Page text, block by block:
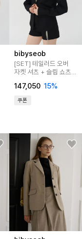
bibyseob
[SET] 테일러드 오버
자켓 셔츠 + 슬림 쇼츠
147,050 15%
쿠폰